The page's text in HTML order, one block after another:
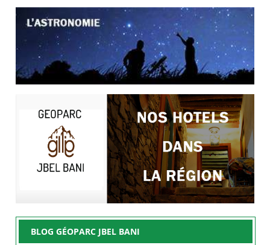
BLOG GÉOPARC JBEL BANI